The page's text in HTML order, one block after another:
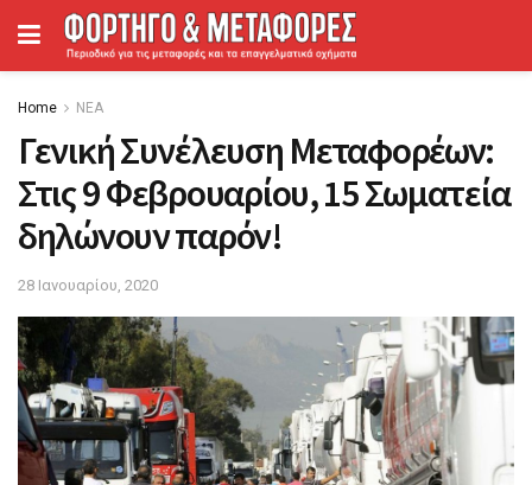
Home ΝΕΑ
Γενική Συνέλευση Μεταφορέων:
Στις 9 Φεβρουαρίου, 15 Σωματεία
δηλώνουν παρόν!
28 Ιανουαρίου, 2020